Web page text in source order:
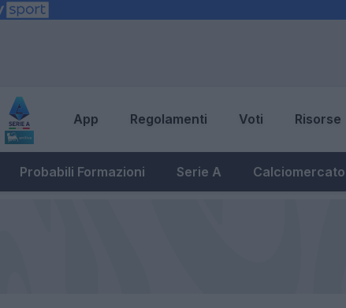
App Regolamenti Voti Risorse
Probabili Formazioni Serie A Calciomercato